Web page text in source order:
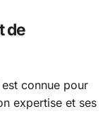
de
connue pour
expertise et ses